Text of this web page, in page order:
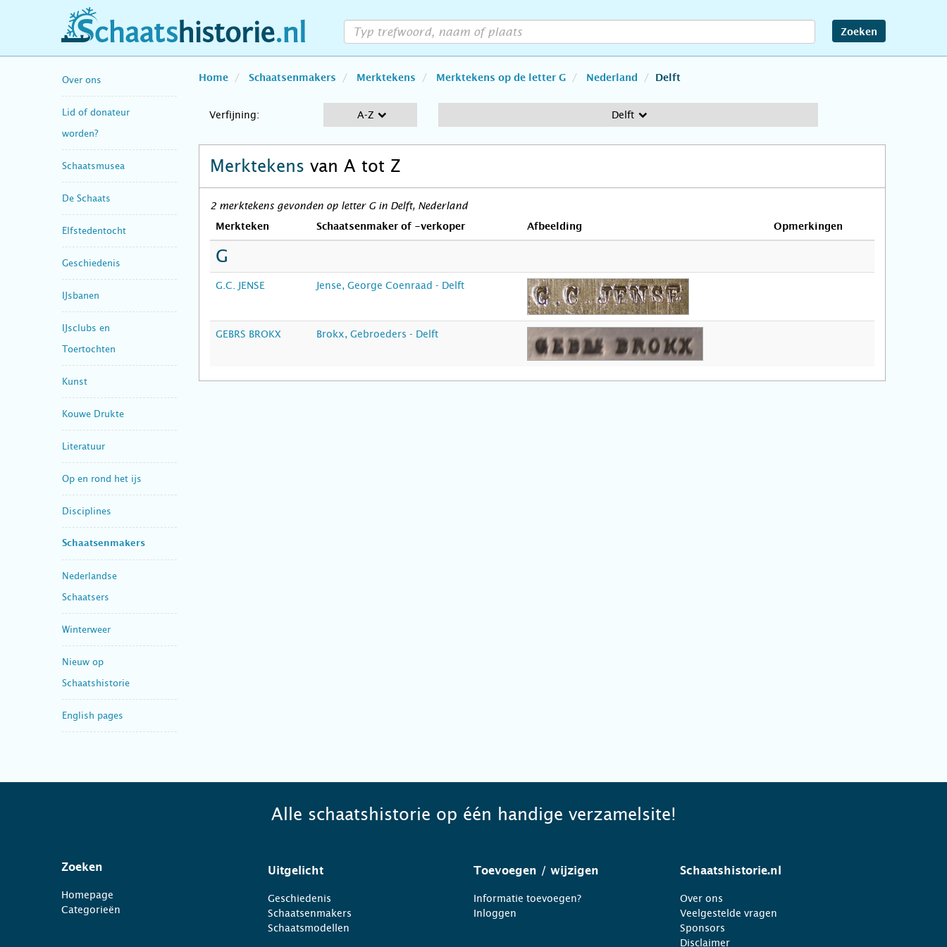
schaatshistorie.nl Zoeken
Over ons
Lid of donateur
worden?
Schaatsmusea
De Schaats
Elfstedentocht
Geschiedenis
IJsbanen
IJsclubs en
Toertochten
Kunst
Kouwe Drukte
Literatuur
Op en rond het ijs
Disciplines
Schaatsenmakers
Nederlandse
Schaatsers
Winterweer
Nieuw op
Schaatshistorie
English pages
Home Schaatsenmakers Merktekens Merktekens op de letter G Nederland Delft
Verfijning: A-Z Delft
Merktekens van A tot Z
2 merktekens gevonden op letter G in Delft, Nederland
Merkteken Schaatsenmaker of -verkoper Afbeelding Opmerkingen
G
G.C. JENSE Jense, George Coenraad - Delft
GEBRS BROKX Brokx, Gebroeders - Delft
Alle schaatshistorie op één handige verzamelsite!
Zoeken
Homepage
Categorieën
Uitgelicht
Geschiedenis
Schaatsenmakers
Schaatsmodellen
Toevoegen / wijzigen
Informatie toevoegen?
Inloggen
Schaatshistorie.nl
Over ons
Veelgestelde vragen
Sponsors
Disclaimer